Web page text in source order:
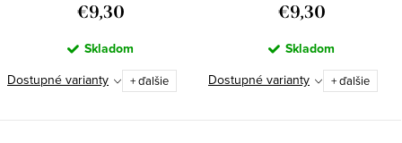
€9,30
Skladom
Dostupné varianty + ďalšie
€9,30
Skladom
Dostupné varianty + ďalšie